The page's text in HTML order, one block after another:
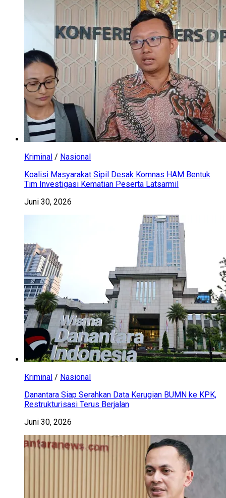
Kriminal / Nasional
Koalisi Masyarakat Sipil Desak Komnas HAM Bentuk
Tim Investigasi Kematian Peserta Latsarmil
Juni 30, 2026
Kriminal / Nasional
Danantara Siap Serahkan Data Kerugian BUMN ke KPK,
Restrukturisasi Terus Berjalan
Juni 30, 2026